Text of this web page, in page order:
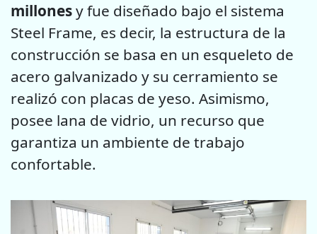
millonesy fue diseñado bajo el sistema
Steel Frame, es decir, la estructura de la
construcción se basa en un esqueleto de
acero galvanizado y su cerramiento se
realizó con placas de yeso. Asimismo,
posee lana de vidrio, un recurso que
garantiza un ambiente de trabajo
confortable.